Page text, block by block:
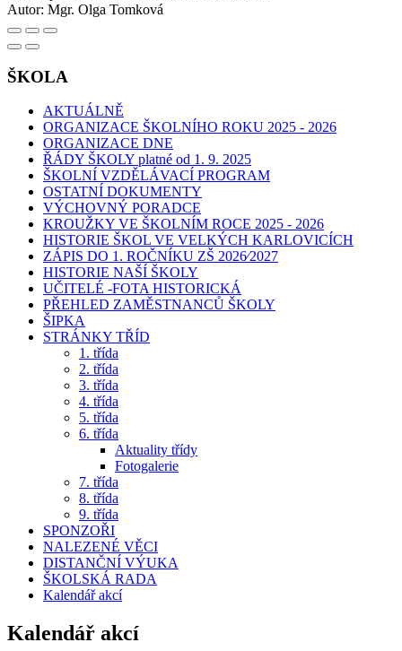
Autor: Mgr. Olga Tomková
ŠKOLA
AKTUÁLNĚ
ORGANIZACE ŠKOLNÍHO ROKU 2025 - 2026
ORGANIZACE DNE
ŘÁDY ŠKOLY platné od 1. 9. 2025
ŠKOLNÍ VZDĚLÁVACÍ PROGRAM
OSTATNÍ DOKUMENTY
VÝCHOVNÝ PORADCE
KROUŽKY VE ŠKOLNÍM ROCE 2025 - 2026
HISTORIE ŠKOL VE VELKÝCH KARLOVICÍCH
ZÁPIS DO 1. ROČNÍKU ZŠ 2026⁄2027
HISTORIE NAŠÍ ŠKOLY
UČITELÉ -FOTA HISTORICKÁ
PŘEHLED ZAMĚSTNANCŮ ŠKOLY
ŠIPKA
STRÁNKY TŘÍD
1. třída
2. třída
3. třída
4. třída
5. třída
6. třída
Aktuality třídy
Fotogalerie
7. třída
8. třída
9. třída
SPONZOŘI
NALEZENÉ VĚCI
DISTANČNÍ VÝUKA
ŠKOLSKÁ RADA
Kalendář akcí
Kalendář akcí